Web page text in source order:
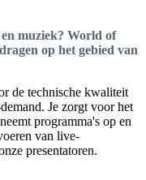
muziek? World of
op het gebied van
de technische kwaliteit
Je zorgt voor het
programma's op en
van live-
presentatoren.